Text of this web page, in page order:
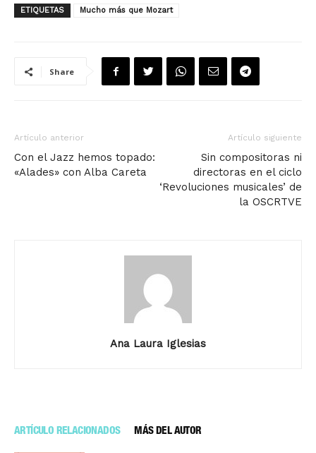
ETIQUETAS Mucho más que Mozart
Share
Artículo anterior
Con el Jazz hemos topado:
«Alades» con Alba Careta
Artículo siguiente
Sin compositoras ni
directoras en el ciclo
‘Revoluciones musicales’ de
la OSCRTVE
Ana Laura Iglesias
ARTÍCULO RELACIONADOS MÁS DEL AUTOR